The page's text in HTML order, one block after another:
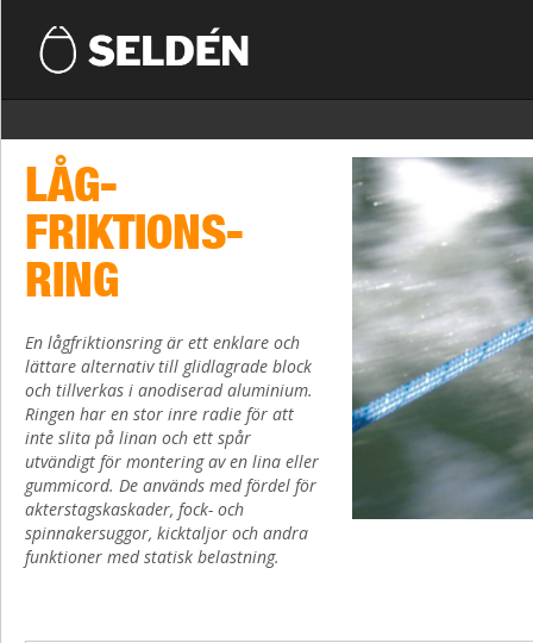
LÅG-
FRIKTIONS-
RING
En lågfriktionsring är ett enklare och
lättare alternativ till glidlagrade block
och tillverkas i anodiserad aluminium.
Ringen har en stor inre radie för att
inte slita på linan och ett spår
utvändigt för montering av en lina eller
gummicord. De används med fördel för
akterstagskaskader, fock- och
spinnakersuggor, kicktaljor och andra
funktioner med statisk belastning.